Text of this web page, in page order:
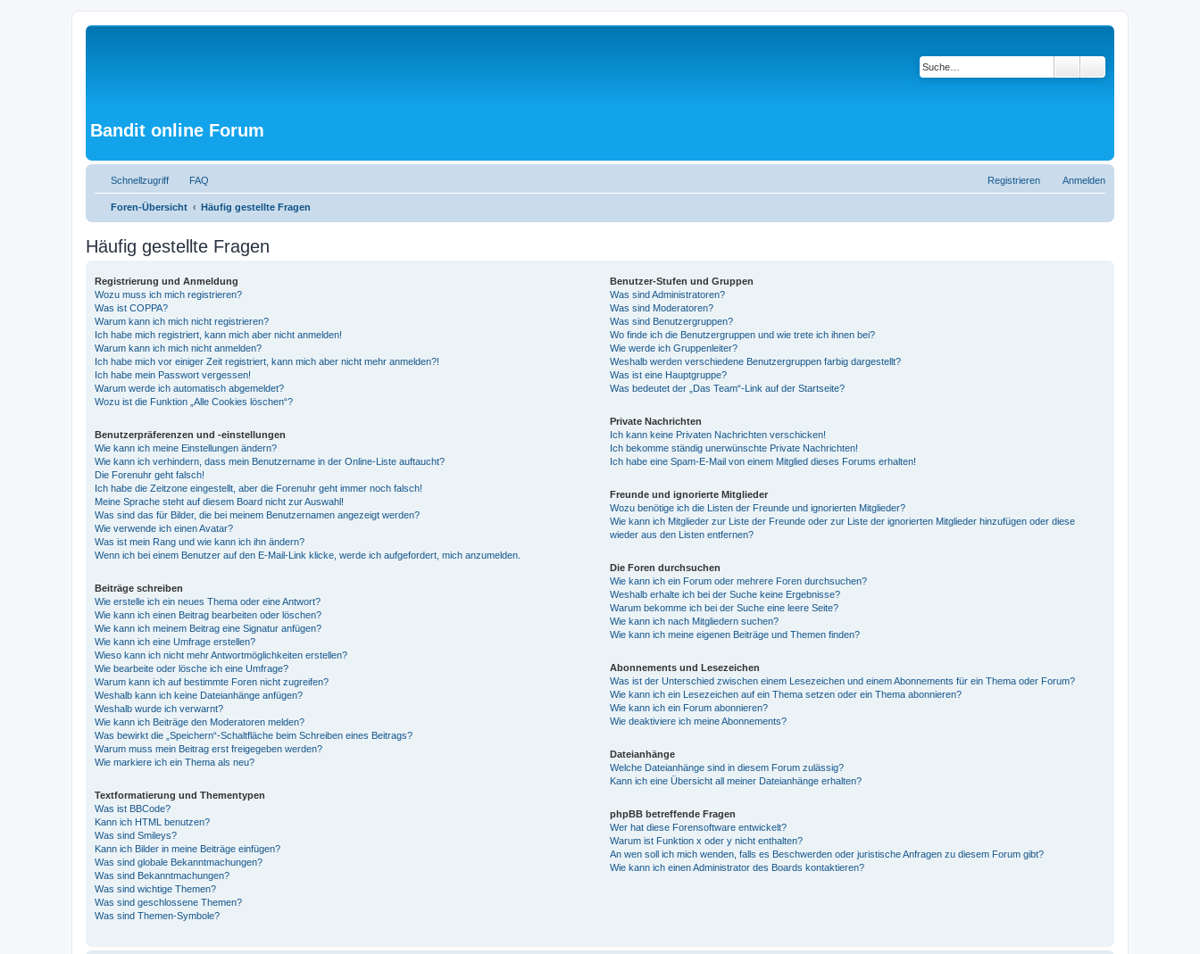
Bandit online Forum
Schnellzugriff FAQ Anmelden
Registrieren
Foren-Übersicht Häufig gestellte Fragen
Häufig gestellte Fragen
Registrierung und Anmeldung
Wozu muss ich mich registrieren?
Was ist COPPA?
Warum kann ich mich nicht registrieren?
Ich habe mich registriert, kann mich aber nicht anmelden!
Warum kann ich mich nicht anmelden?
Ich habe mich vor einiger Zeit registriert, kann mich aber nicht mehr anmelden?!
Ich habe mein Passwort vergessen!
Warum werde ich automatisch abgemeldet?
Wozu ist die Funktion „Alle Cookies löschen“?
Benutzerpräferenzen und -einstellungen
Wie kann ich meine Einstellungen ändern?
Wie kann ich verhindern, dass mein Benutzername in der Online-Liste auftaucht?
Die Forenuhr geht falsch!
Ich habe die Zeitzone eingestellt, aber die Forenuhr geht immer noch falsch!
Meine Sprache steht auf diesem Board nicht zur Auswahl!
Was sind das für Bilder, die bei meinem Benutzernamen angezeigt werden?
Wie verwende ich einen Avatar?
Was ist mein Rang und wie kann ich ihn ändern?
Wenn ich bei einem Benutzer auf den E-Mail-Link klicke, werde ich aufgefordert, mich anzumelden.
Beiträge schreiben
Wie erstelle ich ein neues Thema oder eine Antwort?
Wie kann ich einen Beitrag bearbeiten oder löschen?
Wie kann ich meinem Beitrag eine Signatur anfügen?
Wie kann ich eine Umfrage erstellen?
Wieso kann ich nicht mehr Antwortmöglichkeiten erstellen?
Wie bearbeite oder lösche ich eine Umfrage?
Warum kann ich auf bestimmte Foren nicht zugreifen?
Weshalb kann ich keine Dateianhänge anfügen?
Weshalb wurde ich verwarnt?
Wie kann ich Beiträge den Moderatoren melden?
Was bewirkt die „Speichern“-Schaltfläche beim Schreiben eines Beitrags?
Warum muss mein Beitrag erst freigegeben werden?
Wie markiere ich ein Thema als neu?
Textformatierung und Thementypen
Was ist BBCode?
Kann ich HTML benutzen?
Was sind Smileys?
Kann ich Bilder in meine Beiträge einfügen?
Was sind globale Bekanntmachungen?
Was sind Bekanntmachungen?
Was sind wichtige Themen?
Was sind geschlossene Themen?
Was sind Themen-Symbole?
Benutzer-Stufen und Gruppen
Was sind Administratoren?
Was sind Moderatoren?
Was sind Benutzergruppen?
Wo finde ich die Benutzergruppen und wie trete ich ihnen bei?
Wie werde ich Gruppenleiter?
Weshalb werden verschiedene Benutzergruppen farbig dargestellt?
Was ist eine Hauptgruppe?
Was bedeutet der „Das Team“-Link auf der Startseite?
Private Nachrichten
Ich kann keine Privaten Nachrichten verschicken!
Ich bekomme ständig unerwünschte Private Nachrichten!
Ich habe eine Spam-E-Mail von einem Mitglied dieses Forums erhalten!
Freunde und ignorierte Mitglieder
Wozu benötige ich die Listen der Freunde und ignorierten Mitglieder?
Wie kann ich Mitglieder zur Liste der Freunde oder zur Liste der ignorierten Mitglieder hinzufügen oder diese
wieder aus den Listen entfernen?
Die Foren durchsuchen
Wie kann ich ein Forum oder mehrere Foren durchsuchen?
Weshalb erhalte ich bei der Suche keine Ergebnisse?
Warum bekomme ich bei der Suche eine leere Seite?
Wie kann ich nach Mitgliedern suchen?
Wie kann ich meine eigenen Beiträge und Themen finden?
Abonnements und Lesezeichen
Was ist der Unterschied zwischen einem Lesezeichen und einem Abonnements für ein Thema oder Forum?
Wie kann ich ein Lesezeichen auf ein Thema setzen oder ein Thema abonnieren?
Wie kann ich ein Forum abonnieren?
Wie deaktiviere ich meine Abonnements?
Dateianhänge
Welche Dateianhänge sind in diesem Forum zulässig?
Kann ich eine Übersicht all meiner Dateianhänge erhalten?
phpBB betreffende Fragen
Wer hat diese Forensoftware entwickelt?
Warum ist Funktion x oder y nicht enthalten?
An wen soll ich mich wenden, falls es Beschwerden oder juristische Anfragen zu diesem Forum gibt?
Wie kann ich einen Administrator des Boards kontaktieren?